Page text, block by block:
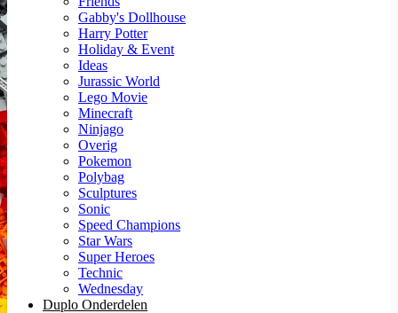
Gabby's Dollhouse
Harry Potter
Holiday & Event
Ideas
Jurassic World
Lego Movie
Minecraft
Ninjago
Overig
Pokemon
Polybag
Sculptures
Sonic
Speed Champions
Star Wars
Super Heroes
Technic
Wednesday
Duplo Onderdelen